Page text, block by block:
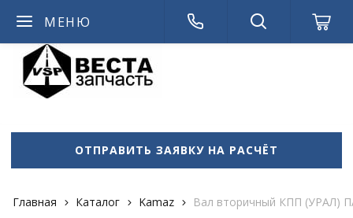
МЕНЮ
ОТПРАВИТЬ ЗАЯВКУ НА РАСЧЁТ
Главная Каталог Kamaz Вал вторичный КПП (УРАЛ)